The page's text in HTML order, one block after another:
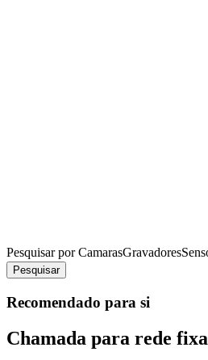
Pesquisar porCamarasGravadores
Pesquisar
Recomendado para si
Chamada para rede